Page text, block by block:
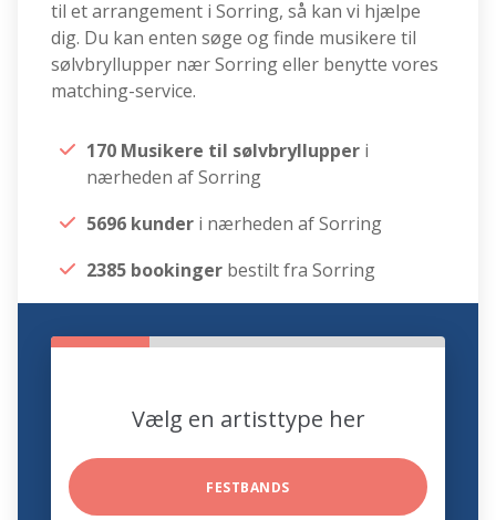
til et arrangement i Sorring, så kan vi hjælpe
dig. Du kan enten søge og finde musikere til
sølvbryllupper nær Sorring eller benytte vores
matching-service.
170 Musikere til sølvbryllupper i
nærheden af Sorring
5696 kunder i nærheden af Sorring
2385 bookinger bestilt fra Sorring
Vælg en artisttype her
FESTBANDS